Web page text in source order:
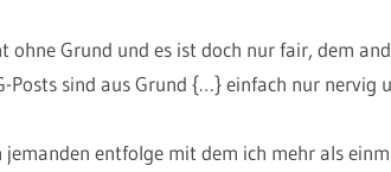
Grund und es ist doch nur fair, dem
Posts sind aus Grund {…} einfach nur nervig
jemanden entfolge mit dem ich mehr als